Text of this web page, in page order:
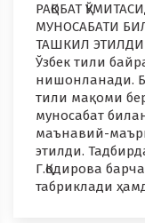
РАҚОБАТ
МУНОСАБАТИ
ТАШКИЛ ЭТИЛДИ
Ўзбек тили
нишонланади.
тили мақоми
муносабат
маънавий-
этилди.
Г.Қодирова
табриклади